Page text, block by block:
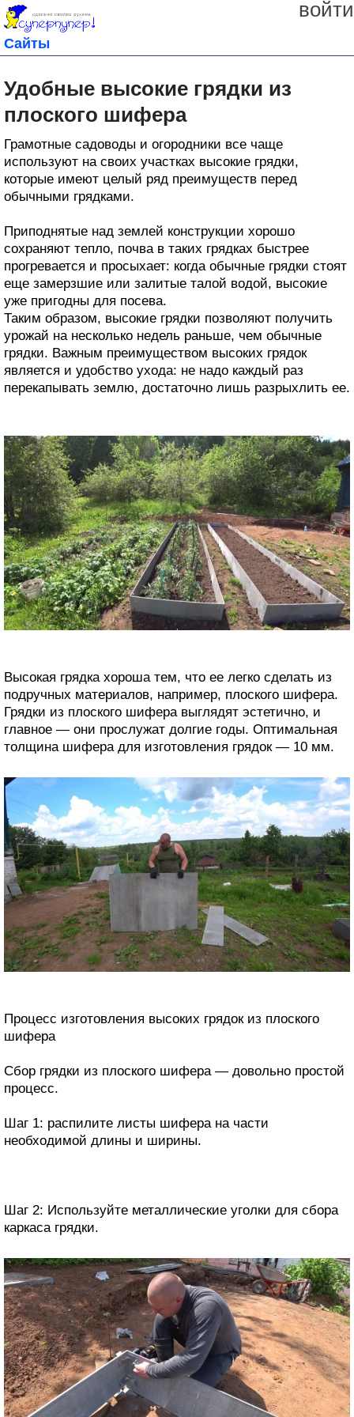
войти
Сайты
Удобные высокие грядки из
плоского шифера
Грамотные садоводы и огородники все чаще
используют на своих участках высокие грядки,
которые имеют целый ряд преимуществ перед
обычными грядками.
Приподнятые над землей конструкции хорошо
сохраняют тепло, почва в таких грядках быстрее
прогревается и просыхает: когда обычные грядки стоят
еще замерзшие или залитые талой водой, высокие
уже пригодны для посева.
Таким образом, высокие грядки позволяют получить
урожай на несколько недель раньше, чем обычные
грядки. Важным преимуществом высоких грядок
является и удобство ухода: не надо каждый раз
перекапывать землю, достаточно лишь разрыхлить ее.
Высокая грядка хороша тем, что ее легко сделать из
подручных материалов, например, плоского шифера.
Грядки из плоского шифера выглядят эстетично, и
главное — они прослужат долгие годы. Оптимальная
толщина шифера для изготовления грядок — 10 мм.
Процесс изготовления высоких грядок из плоского
шифера
Сбор грядки из плоского шифера — довольно простой
процесс.
Шаг 1: распилите листы шифера на части
необходимой длины и ширины.
Шаг 2: Используйте металлические уголки для сбора
каркаса грядки.